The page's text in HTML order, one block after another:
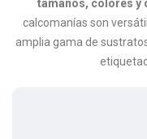
tamaños, colores y
calcomanías son
amplia gama de